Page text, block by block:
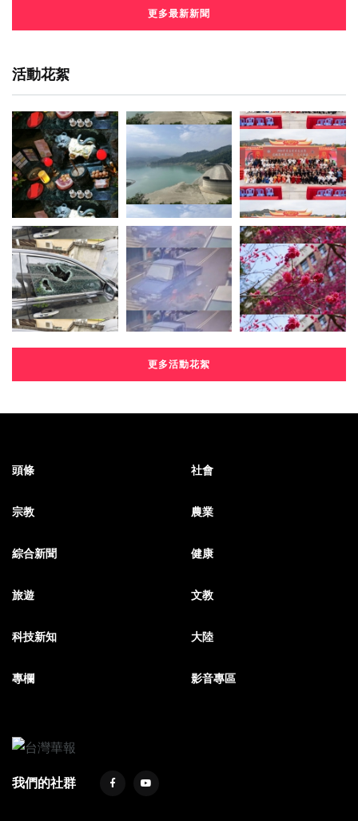
更多最新新聞
活動花絮
更多活動花絮
頭條 社會
宗教 農業
綜合新聞 健康
旅遊 文教
科技新知 大陸
專欄 影音專區
我們的社群